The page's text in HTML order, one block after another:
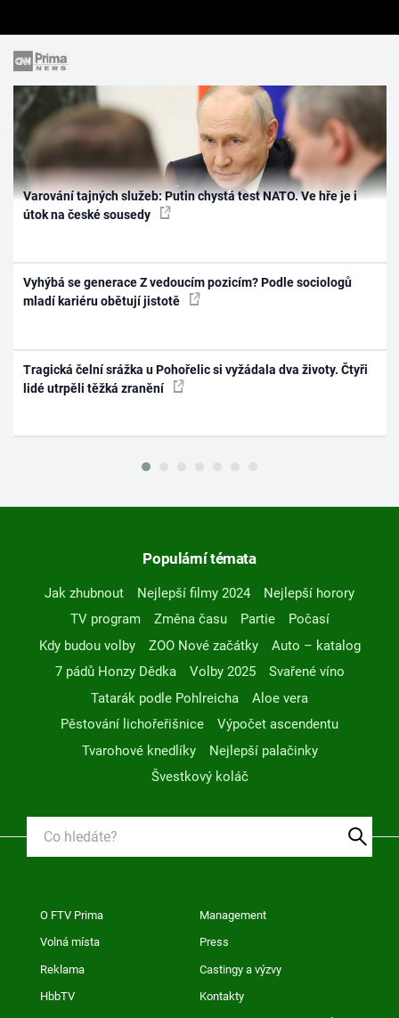
Varování tajných služeb: Putin chystá test NATO. Ve hře je i
útok na české sousedy
Vyhýbá se generace Z vedoucím pozicím? Podle sociologů
mladí kariéru obětují jistotě
Tragická čelní srážka u Pohořelic si vyžádala dva životy. Čtyři
lidé utrpěli těžká zranění
Populární témata
Jak zhubnout Nejlepší filmy 2024
Nejlepší horory
TV program
Změna času Partie
Počasí
Kdy budou volby
ZOO Nové začátky
Auto – katalog
7 pádů Honzy Dědka
Volby 2025
Svařené víno
Tatarák podle Pohlreicha
Aloe vera
Pěstování lichořeřišnice
Výpočet ascendentu
Tvarohové knedlíky
Nejlepší palačinky
Švestkový koláč
O FTV Prima Management
Volná místa Press
Reklama Castingy a výzvy
HbbTV Kontakty